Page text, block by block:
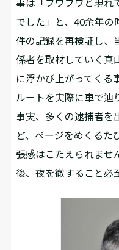
事は「フワフワと現れ
でした」と、40余年の
件の記録を再検証し、
係者を取材していく真
に浮かび上がってく
ルートを実際に車で辿
事実、多くの逮捕者を
ど、ページをめくるた
張感はこたえられませ
後、夜を徹すること必